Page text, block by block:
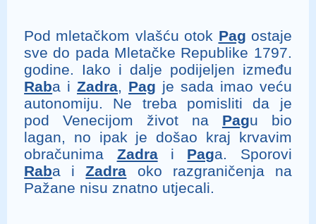
Pod mletačkom vlašću otok Pag ostaje
sve do pada Mletačke Republike 1797.
godine. Iako i dalje podijeljen između
Raba iZadra, Pag je sada imao veću
autonomiju. Ne treba pomisliti da je
pod Venecijom život na Pagu bio
lagan, no ipak je došao kraj krvavim
obračunima Zadrai Paga. Sporovi
Raba iZadra oko razgraničenja na
Pažane nisu znatno utjecali.